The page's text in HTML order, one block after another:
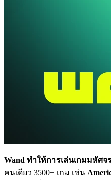
Wand ทำให้การเล่นเกมมหัศจ
คนเดียว 3500+ เกม เช่น